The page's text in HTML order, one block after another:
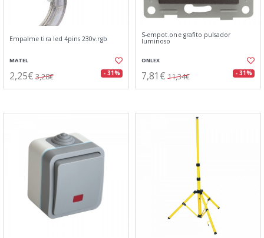
Empalme tira led 4pins 230v.rgb
MATEL
2,25€ 3,28€ - 31%
S-empot.one grafito pulsador
luminoso
ONLEX
7,81€ 11,34€ - 31%